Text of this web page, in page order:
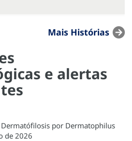
Mais Histórias
e alertas
por Dermatophilus
de 2026